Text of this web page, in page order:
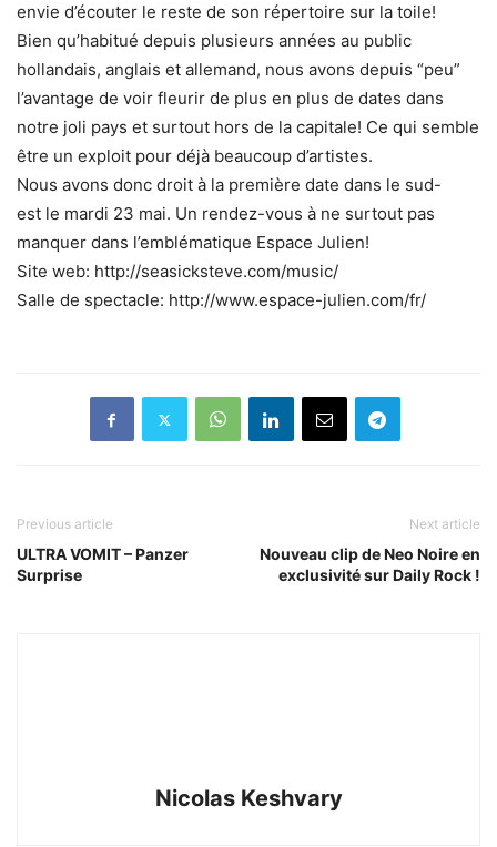
envie d’écouter le reste de son répertoire sur la toile!
Bien qu’habitué depuis plusieurs années au public
hollandais, anglais et allemand, nous avons depuis “peu”
l’avantage de voir fleurir de plus en plus de dates dans
notre joli pays et surtout hors de la capitale! Ce qui semble
être un exploit pour déjà beaucoup d’artistes.
Nous avons donc droit à la première date dans le sud-
est le mardi 23 mai. Un rendez-vous à ne surtout pas
manquer dans l’emblématique Espace Julien!
Site web: http://seasicksteve.com/music/
Salle de spectacle: http://www.espace-julien.com/fr/
Previous article
ULTRA VOMIT – Panzer
Surprise
Next article
Nouveau clip de Neo Noire en
exclusivité sur Daily Rock !
Nicolas Keshvary